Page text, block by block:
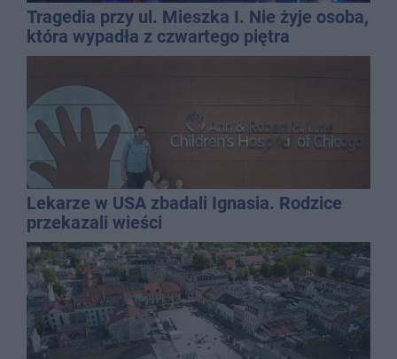
Tragedia przy ul. Mieszka I. Nie żyje osoba,
która wypadła z czwartego piętra
Lekarze w USA zbadali Ignasia. Rodzice
przekazali wieści